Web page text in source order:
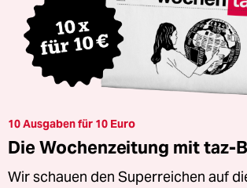
10 Ausgaben für 10 Euro
Die Wochenzeitung mit taz-
Wir schauen den Superreichen auf